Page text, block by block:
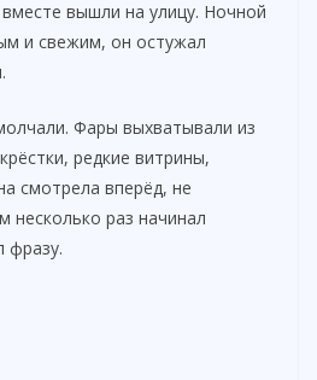
вышли на улицу. Ночной
и свежим, он остужал
Фары выхватывали из
редкие витрины,
смотрела вперёд, не
несколько раз начинал
фразу.